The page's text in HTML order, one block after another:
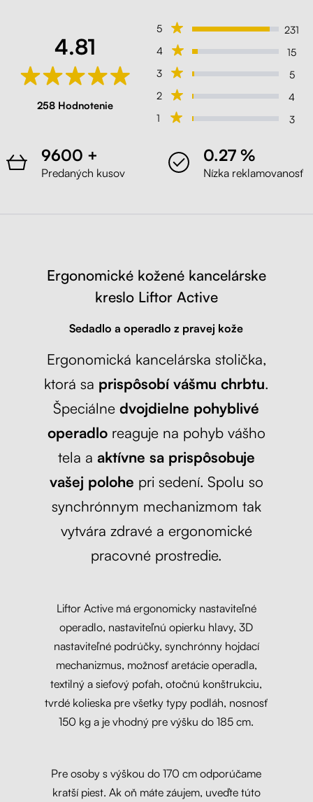
Liftor Active, zelená (sieťovina)
Zelená
Čierna
4.81
258 Hodnotenie
5
231
4
15
3
5
2
4
1
3
9600 +
Predaných kusov
0.27 %
Nízka reklamovanosť
Ergonomické kožené kancelárske
kreslo Liftor Active
Sedadlo a operadlo z pravej kože
Ergonomická kancelárska stolička,
ktorá sa prispôsobí vášmu chrbtu.
Špeciálnedvojdielne pohyblivé
operadloreaguje na pohyb vášho
tela a aktívne sa prispôsobuje
vašej polohe pri sedení. Spolu so
synchrónnym mechanizmom tak
vytvára zdravé a ergonomické
pracovné prostredie.
Liftor Active má ergonomicky nastaviteľné
operadlo, nastaviteľnú opierku hlavy, 3D
nastaviteľné podrúčky, synchrónny hojdací
mechanizmus, možnosť aretácie operadla,
textilný a sieťový poťah, otočnú konštrukciu,
tvrdé kolieska pre všetky typy podláh, nosnosť
150 kg a je vhodný pre výšku do 185 cm.
Pre osoby s výškou do 170 cm odporúčame
kratší piest. Ak oň máte záujem, uveďte túto